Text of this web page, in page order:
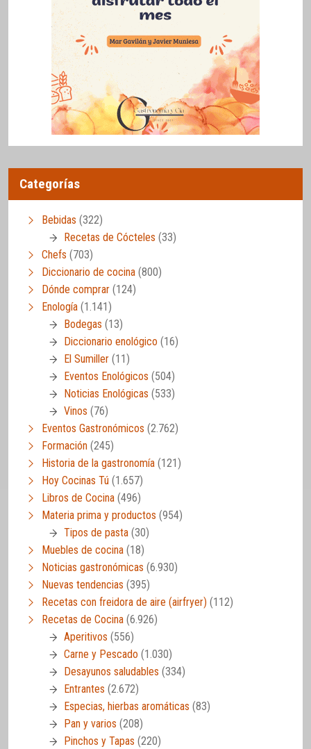
Categorías
Bebidas (322)
Recetas de Cócteles (33)
Chefs (703)
Diccionario de cocina (800)
Dónde comprar (124)
Enología (1.141)
Bodegas (13)
Diccionario enológico (16)
El Sumiller (11)
Eventos Enológicos (504)
Noticias Enológicas (533)
Vinos (76)
Eventos Gastronómicos (2.762)
Formación (245)
Historia de la gastronomía (121)
Hoy Cocinas Tú (1.657)
Libros de Cocina (496)
Materia prima y productos (954)
Tipos de pasta (30)
Muebles de cocina (18)
Noticias gastronómicas (6.930)
Nuevas tendencias (395)
Recetas con freidora de aire (airfryer) (112)
Recetas de Cocina (6.926)
Aperitivos (556)
Carne y Pescado (1.030)
Desayunos saludables (334)
Entrantes (2.672)
Especias, hierbas aromáticas (83)
Pan y varios (208)
Pinchos y Tapas (220)